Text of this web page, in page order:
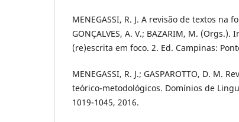
MENEGASSI, R. J. A revisão de textos na
GONÇALVES, A. V.; BAZARIM, M.
(re)escrita em foco. 2. Ed. Campinas:
MENEGASSI, R. J.; GASPAROTTO, D. M.
teórico-metodológicos. Domínios de
1019-1045, 2016.